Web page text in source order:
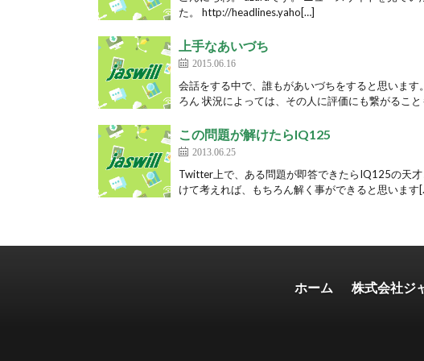
た。 http://headlines.yaho[…]
上手なあいづち
2015.06.16
会話をする中で、誰もがあいづちをすると思いま
ろん 状況によっては、その人に評価にも繋がるこ
この問題が解けたらIQ125
2013.06.25
Twitter上で、ある問題が即答できたらIQ125の天
けて考えれば、もちろん解く事ができると思います
ホーム 株式会社ジ